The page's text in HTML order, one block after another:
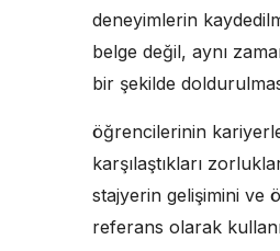
deneyimlerin
belge değil, aynı
bir şekilde
öğrencilerinin
karşılaştıkları
stajyerin gelişimini ve
referans olarak